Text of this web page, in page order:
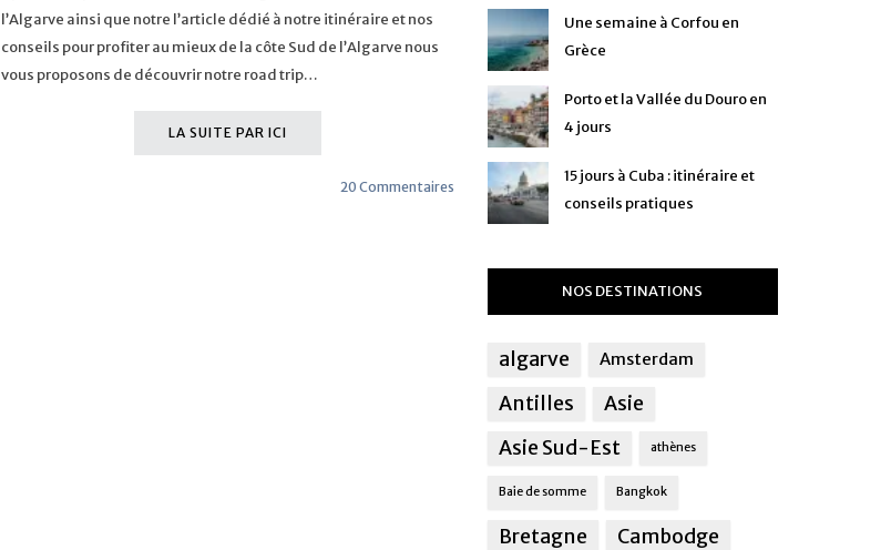
l’Algarve ainsi que notre l’article dédié à notre itinéraire et nos
conseils pour profiter au mieux de la côte Sud de l’Algarve nous
vous proposons de découvrir notre road trip…
LA SUITE PAR ICI
20 Commentaires
Une semaine à Corfou en
Grèce
Porto et la Vallée du Douro en
4 jours
15 jours à Cuba : itinéraire et
conseils pratiques
NOS DESTINATIONS
algarve Amsterdam
Antilles
Asie
Asie Sud-Est
athènes
Baie de somme Bangkok
Bretagne
Cambodge